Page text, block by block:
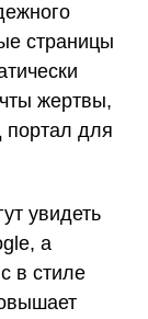
страницы
жертвы,
портал для
увидеть
а
в стиле